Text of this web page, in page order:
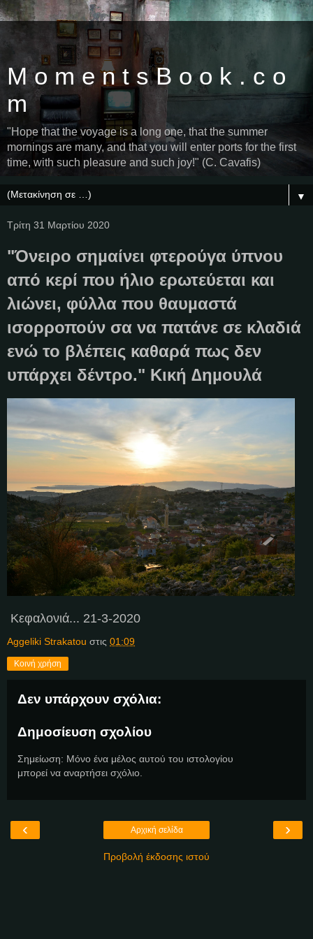
M o m e n t s B o o k . c o
m
"Hope that the voyage is a long one, that the summer
mornings are many, and that you will enter ports for the first
time, with such pleasure and such joy!" (C. Cavafis)
▼
Τρίτη 31 Μαρτίου 2020
"Όνειρο σηµαίνει φτερούγα ύπνου
από κερί που ήλιο ερωτεύεται και
λιώνει, φύλλα που θαυµαστά
ισορροπούν σα να πατάνε σε κλαδιά
ενώ το βλέπεις καθαρά πως δεν
υπάρχει δέντρο." Κική ∆ηµουλά
Κεφαλονιά... 21-3-2020
Aggeliki Strakatou στις 01:09
Κοινή χρήση
Δεν υπάρχουν σχόλια:
Δημοσίευση σχολίου
Σημείωση: Μόνο ένα μέλος αυτού του ιστολογίου
μπορεί να αναρτήσει σχόλιο.
‹ ›
Αρχική σελίδα
Προβολή έκδοσης ιστού